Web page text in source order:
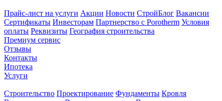
Прайс-лист на услуги Акции Новости СтройБлог Вакансии
Сертификаты Инвесторам Партнерство с Porotherm Условия
оплаты Реквизиты География строительства
Премиум сервис
Отзывы
Контакты
Ипотека
Услуги
Строительство Проектирование Фундаменты Кровля